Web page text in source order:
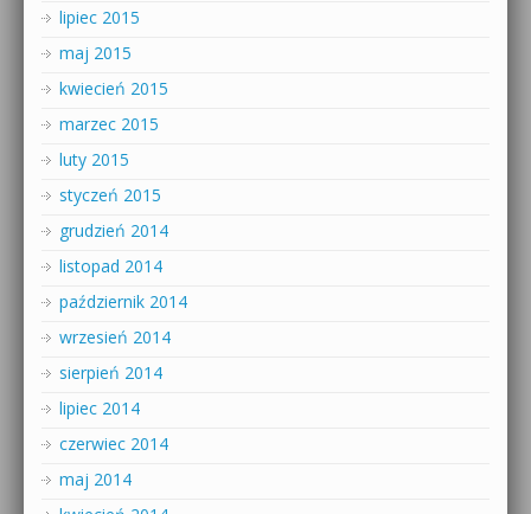
lipiec 2015
maj 2015
kwiecień 2015
marzec 2015
luty 2015
styczeń 2015
grudzień 2014
listopad 2014
październik 2014
wrzesień 2014
sierpień 2014
lipiec 2014
czerwiec 2014
maj 2014